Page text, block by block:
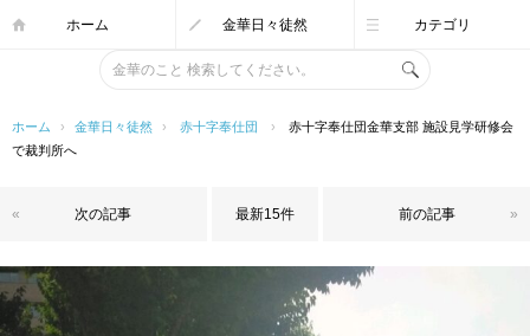
ホーム 金華日々徒然 カテゴリ
ホーム › 金華日々徒然 › 赤十字奉仕団 ›
赤十字奉仕団金華支部 施設見学研修会
で裁判所へ
次の記事
« 最新15件 前の記事 »